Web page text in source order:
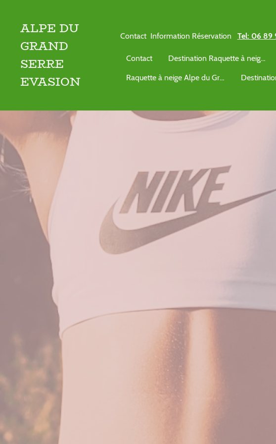
ALPE DU
GRAND
SERRE
EVASION
Contact Information Réservation Tel: 06 89
Contact Destination Raquette à neige Alpes Isère
Raquette à neige Alpe du Grand Serre